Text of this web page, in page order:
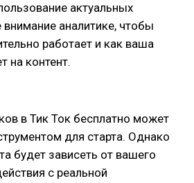
актуальных
внимание аналитике, чтобы
работает и как ваша
на контент.
в Тик Ток бесплатно может
для старта. Однако
будет зависеть от вашего
с реальной